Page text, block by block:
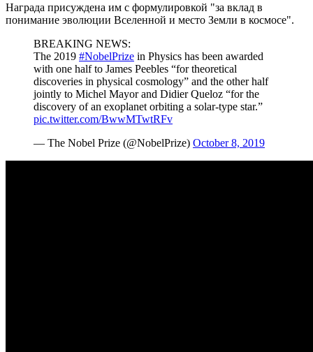
Награда присуждена им с формулировкой "за вклад в
понимание эволюции Вселенной и место Земли в космосе".
BREAKING NEWS:
The 2019 #NobelPrize in Physics has been awarded
with one half to James Peebles “for theoretical
discoveries in physical cosmology” and the other half
jointly to Michel Mayor and Didier Queloz “for the
discovery of an exoplanet orbiting a solar-type star.”
pic.twitter.com/BwwMTwtRFv
— The Nobel Prize (@NobelPrize) October 8, 2019